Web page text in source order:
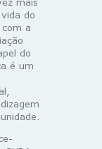
do
a
do
é um